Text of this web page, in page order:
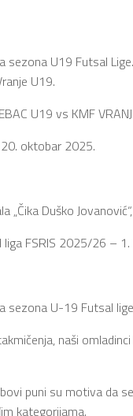
sezona U19 Futsal
U19.
U19 vs KMF
oktobar 2025.
„Čika Duško
FSRIS 2025/26 – 1.
sezona U-19 Futsal
naši
puni su motiva da
kategorijama.